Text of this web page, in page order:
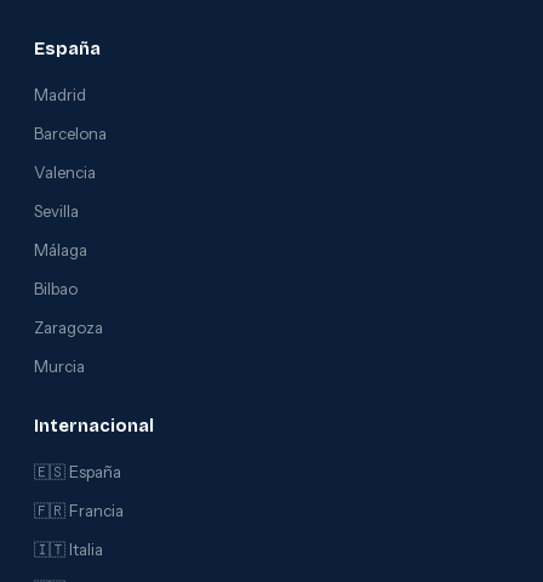
España
Madrid
Barcelona
Valencia
Sevilla
Málaga
Bilbao
Zaragoza
Murcia
Internacional
🇪🇸 España
🇫🇷 Francia
🇮🇹 Italia